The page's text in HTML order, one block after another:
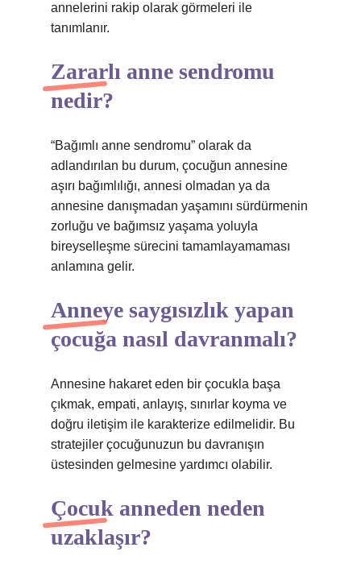
annelerini rakip olarak görmeleri ile
tanımlanır.
Zararlı anne sendromu
nedir?
“Bağımlı anne sendromu” olarak da
adlandırılan bu durum, çocuğun annesine
aşırı bağımlılığı, annesi olmadan ya da
annesine danışmadan yaşamını sürdürmenin
zorluğu ve bağımsız yaşama yoluyla
bireyselleşme sürecini tamamlayamaması
anlamına gelir.
Anneye saygısızlık yapan
çocuğa nasıl davranmalı?
Annesine hakaret eden bir çocukla başa
çıkmak, empati, anlayış, sınırlar koyma ve
doğru iletişim ile karakterize edilmelidir. Bu
stratejiler çocuğunuzun bu davranışın
üstesinden gelmesine yardımcı olabilir.
Çocuk anneden neden
uzaklaşır?